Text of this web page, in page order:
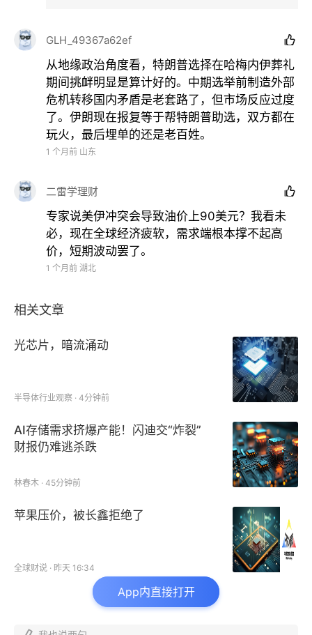
回顾来看，美伊在6月17日正式公布谅解备忘录。
根据这份文件，双方承诺在60天内进行谈判并达成最
终协议。
而距离此次重新交火，不过才过去20天。
值得一提的是，当下伊朗正为哈梅内伊举行隆重国葬的
第4天。
油价卷土重来？
特朗普宣告了美伊停火协议的终结，石油市场重新迈入
据Rystad的数据，霍尔木兹船舶过境数量从周一的约
20艘下降到周二的仅11艘，并在周三完全停止。
原油也从周一的1500万桶锐减至周二的约600万桶，
周三更是跌至接近于零。
App内直接打开
GLH_49367a62ef 
从地缘政治角度看，特朗普选择在哈梅内伊葬礼
期间挑衅明显是算计好的。中期选举前制造外部
危机转移国内矛盾是老套路了，但市场反应过度
了。伊朗现在报复等于帮特朗普助选，双方都在
玩火，最后埋单的还是老百姓。
1 个月前 山东
二雷学理财 
专家说美伊冲突会导致油价上90美元？我看未
必，现在全球经济疲软，需求端根本撑不起高
价，短期波动罢了。
1 个月前 湖北
相关文章
光芯片，暗流涌动
半导体行业观察 · 4分钟前
AI存储需求挤爆产能！闪迪交“炸裂”
财报仍难逃杀跌
林春木 · 45分钟前
苹果压价，被长鑫拒绝了
全球财说 · 昨天 16:34